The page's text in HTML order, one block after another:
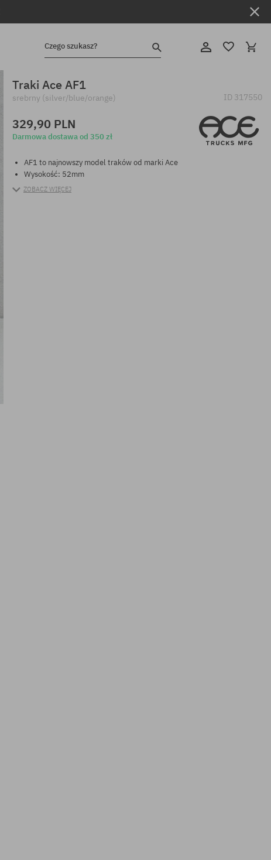
Czego szukasz?
Traki Ace AF1
srebrny (silver/blue/orange) ID 317550
329,90 PLN
Darmowa dostawa od 350 zł
AF1 to najnowszy model traków od marki Ace
Wysokość: 52mm
ZOBACZ WIĘCEJ